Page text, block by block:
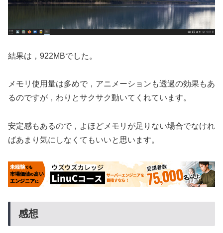
結果は，922MBでした。
メモリ使用量は多めで，アニメーションも透過の効果もあ
るのですが，わりとサクサク動いてくれています。
安定感もあるので，よほどメモリが足りない場合でなけれ
ばあまり気にしなくてもいいと思います。
感想